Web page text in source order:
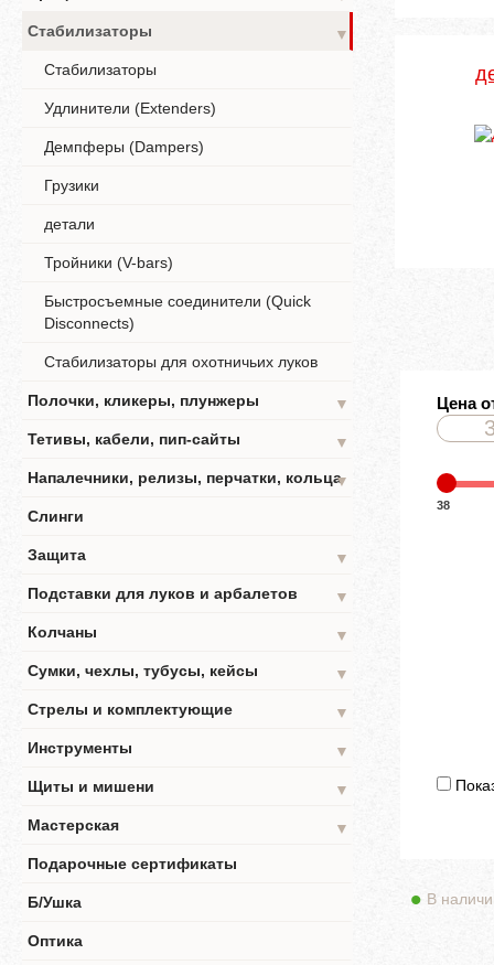
Стабилизаторы
▼
Стабилизаторы
Удлинители (Extenders)
Демпферы (Dampers)
Грузики
детали
Тройники (V-bars)
Быстросъемные соединители (Quick
Disconnects)
Стабилизаторы для охотничьих луков
Полочки, кликеры, плунжеры
▼
Тетивы, кабели, пип-сайты
▼
Напалечники, релизы, перчатки, кольца▼
Слинги
Защита
▼
Подставки для луков и арбалетов
▼
Колчаны
▼
Сумки, чехлы, тубусы, кейсы
▼
Стрелы и комплектующие
▼
Инструменты
▼
Щиты и мишени
▼
Мастерская
▼
Подарочные сертификаты
Б/Ушка
Оптика
Цена
38
В